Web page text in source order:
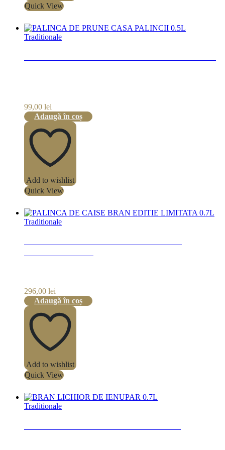
Quick View
Traditionale
99,00 lei
Adaugă în coș
Add to wishlist
Quick View
Traditionale
296,00 lei
Adaugă în coș
Add to wishlist
Quick View
Traditionale